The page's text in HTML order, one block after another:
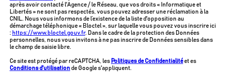
après avoir contacté l'Agence / le Réseau, que vos droits « Informatique et
Libertés » ne sont pas respectés, vous pouvez adresser une réclamation à la
CNIL. Nous vous informons de l’existence de la liste d'opposition au
démarchage téléphonique « Bloctel », sur laquelle vous pouvez vous inscrire ici
: https://www.bloctel.gouv.fr. Dans le cadre de la protection des Données
personnelles, nous vous invitons à ne pas inscrire de Données sensibles dans
le champ de saisie libre.
Ce site est protégé par reCAPTCHA, les Politiques de Confidentialitéet es
Conditions d'utilisationde Google s'appliquent.